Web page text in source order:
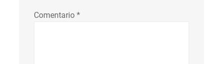
Comentario *